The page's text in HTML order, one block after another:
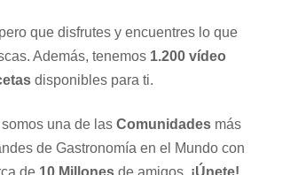
que disfrutes y encuentres lo que
Además, tenemos 1.200 vídeo
disponibles para ti.
una de las Comunidadesmás
de Gastronomía en el Mundo con
de 10 Millonesde amigos. ¡Únete!